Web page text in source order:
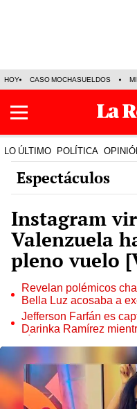
HOY CASO MOCHASUELDOS
LO ÚLTIMO POLÍTICA
Espectáculos
Instagram
Valenzuela
pleno vuelo
Revelan polémicos
Bella Luz acosaba a
Jefferson Farfán es
Darinka Ramírez